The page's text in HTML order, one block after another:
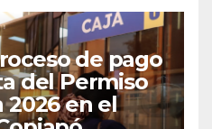
de pago
del Permiso
2026 en el